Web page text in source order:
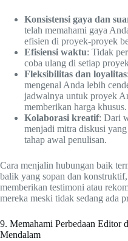
Konsistensi gaya dan
telah memahami gaya
efisien di proyek-proyek
Efisiensi waktu: Tidak
coba ulang di setiap
Fleksibilitas dan loyalitas
mengenal Anda lebih
jadwalnya untuk proyek
memberikan harga khusus.
Kolaborasi kreatif: Dari
menjadi mitra diskusi
tahap awal penulisan.
Cara menjalin hubungan baik
balik yang sopan dan
memberikan testimoni atau
mereka meski tidak sedang ada
9. Memahami Perbedaan Editor
Mendalam